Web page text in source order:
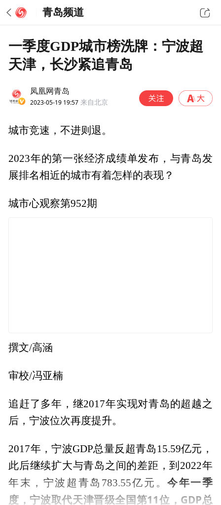
青岛频道
一季度GDP城市榜洗牌：宁波超
天津，长沙紧追青岛
凤凰网青岛
2023-05-19 19:57 来自北京
城市竞速，不进则退。
2023年的第一张经济成绩单发布，与青岛发
展排名相近的城市有着怎样的表现？
城市心观察第952期
撰文/高涵
审校/冯亚楠
追赶了多年，继2017年实现对青岛的超越之
后，宁波位次再度提升。
2017年，宁波GDP总量反超青岛15.59亿元，
此后继续扩大与青岛之间的差距，到2022年
年末，宁波超青岛783.55亿元。今年一季
度，宁波取代天津晋级全国第11位，GDP总